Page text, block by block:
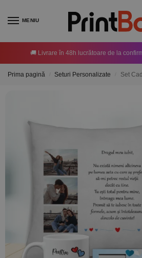
MENIU
🚚 Livrare în 48h lucrătoare de la
Prima pagină Seturi Personalizate Set